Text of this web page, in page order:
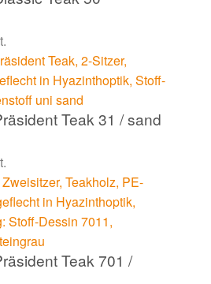
Teak 31 / sand
Teak 701 /